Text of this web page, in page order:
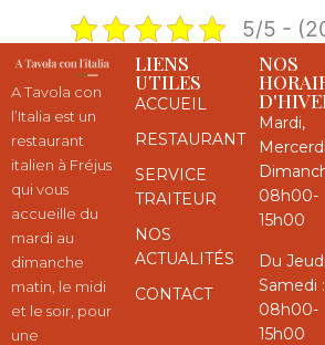
5/5 -
A Tavola con
l’Italia est un
restaurant
italien à Fréjus
qui vous
accueille du
mardi au
dimanche
matin, le midi
et le soir, pour
une
LIENS
UTILES
ACCUEIL
RESTAURANT
SERVICE
TRAITEUR
NOS
ACTUALITÉS
CONTACT
NOS
Mardi,
08h00-
15h00
Du
Samedi :
08h00-
15h00